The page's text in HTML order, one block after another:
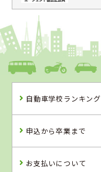
自動車学校ランキング
申込から卒業まで
お支払いについて